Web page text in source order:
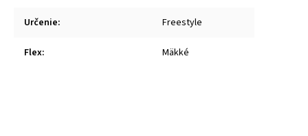
Určenie: Freestyle
Flex: Mäkké